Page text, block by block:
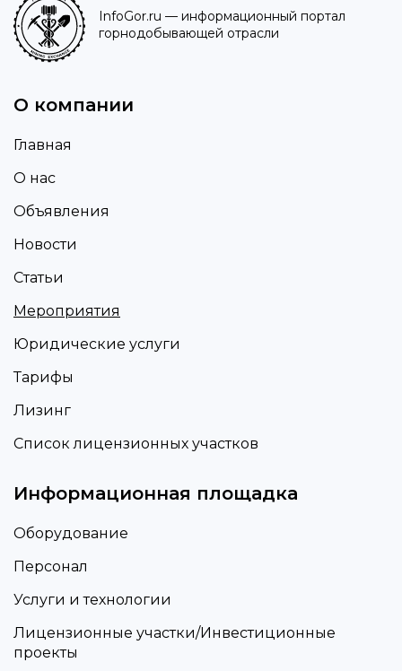
InfoGor.ru — информационный портал
горнодобывающей отрасли
О компании
Главная
О нас
Объявления
Новости
Статьи
Мероприятия
Юридические услуги
Тарифы
Лизинг
Список лицензионных участков
Информационная площадка
Оборудование
Персонал
Услуги и технологии
Лицензионные участки/Инвестиционные
проекты